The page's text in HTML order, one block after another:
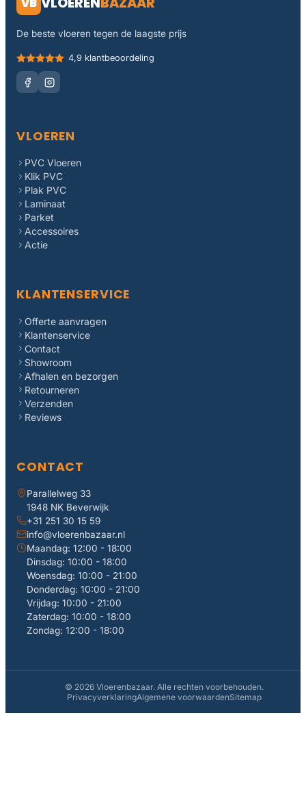
De beste vloeren tegen de laagste prijs
4,9 klantbeoordeling
VLOEREN
PVC Vloeren
Klik PVC
Plak PVC
Laminaat
Parket
Accessoires
Actie
KLANTENSERVICE
Offerte aanvragen
Klantenservice
Contact
Showroom
Afhalen en bezorgen
Retourneren
Verzenden
Reviews
CONTACT
Parallelweg 33
1948 NK Beverwijk
+31 251 30 15 59
info@vloerenbazaar.nl
Maandag: 12:00 - 18:00
Dinsdag: 10:00 - 18:00
Woensdag: 10:00 - 21:00
Donderdag: 10:00 - 21:00
Vrijdag: 10:00 - 21:00
Zaterdag: 10:00 - 18:00
Zondag: 12:00 - 18:00
© 2026 Vloerenbazaar. Alle rechten voorbehouden.
PrivacyverklaringAlgemene voorwaardenSitemap